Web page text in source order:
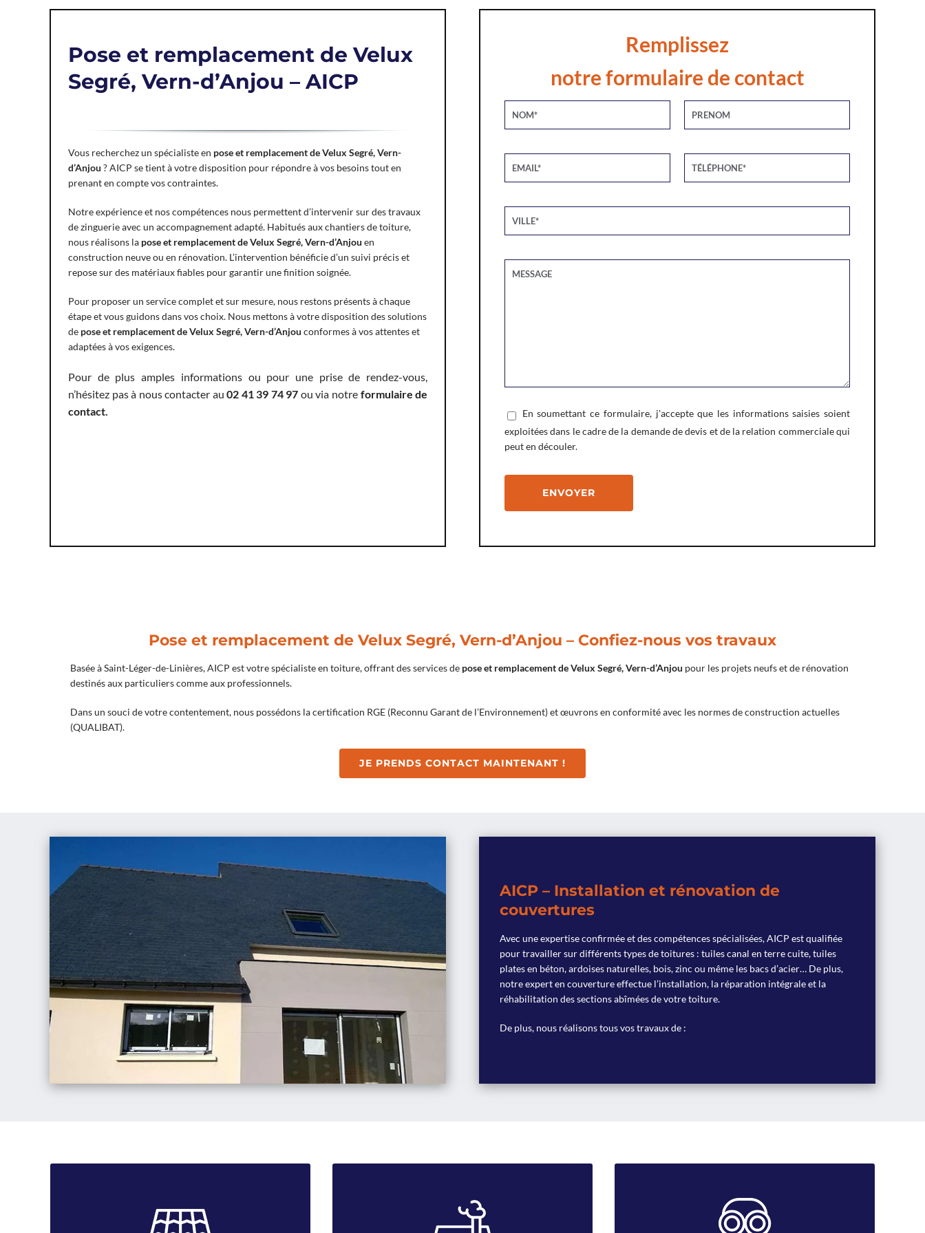
Pose et remplacement de Velux
Segré, Vern-d’Anjou – AICP
Vous recherchez un spécialiste en pose et remplacement de Velux Segré, Vern-
d’Anjou ? AICP se tient à votre disposition pour répondre à vos besoins tout en
prenant en compte vos contraintes.
Notre expérience et nos compétences nous permettent d’intervenir sur des travaux
de zinguerie avec un accompagnement adapté. Habitués aux chantiers de toiture,
nous réalisons la pose et remplacement de Velux Segré, Vern-d’Anjou en
construction neuve ou en rénovation. L’intervention bénéficie d’un suivi précis et
repose sur des matériaux fiables pour garantir une finition soignée.
Pour proposer un service complet et sur mesure, nous restons présents à chaque
étape et vous guidons dans vos choix. Nous mettons à votre disposition des solutions
de pose et remplacement de Velux Segré, Vern-d’Anjou conformes à vos attentes et
adaptées à vos exigences.
Pour de plus amples informations ou pour une prise de rendez-vous,
n’hésitez pas à nous contacter au02 41 39 74 97 ou via notre formulaire de
contact.
Remplissez
notre formulaire de contact
En soumettant ce formulaire, j'accepte que les informations saisies soient
exploitées dans le cadre de la demande de devis et de la relation commerciale qui
peut en découler.
Pose et remplacement de Velux Segré, Vern-d’Anjou – Confiez-nous vos travaux
Basée à Saint-Léger-de-Linières, AICP est votre spécialiste en toiture, offrant des services de pose et remplacement de Velux Segré, Vern-d’Anjou pour les projets neufs et de rénovation
destinés aux particuliers comme aux professionnels.
Dans un souci de votre contentement, nous possédons la certification RGE (Reconnu Garant de l’Environnement) et œuvrons en conformité avec les normes de construction actuelles
(QUALIBAT).
JE PRENDS CONTACT MAINTENANT !
AICP – Installation et rénovation de
couvertures
Avec une expertise confirmée et des compétences spécialisées, AICP est qualifiée
pour travailler sur différents types de toitures : tuiles canal en terre cuite, tuiles
plates en béton, ardoises naturelles, bois, zinc ou même les bacs d’acier… De plus,
notre expert en couverture effectue l’installation, la réparation intégrale et la
réhabilitation des sections abîmées de votre toiture.
De plus, nous réalisons tous vos travaux de :
Afin de garantir une durée de vie plus longue à votre
Ramonage cheminée
L’entreprise assure le ramonage et l’entretien de votre
Nous intervenons également dans les travaux de
désamiantage tout en respectant les normes de